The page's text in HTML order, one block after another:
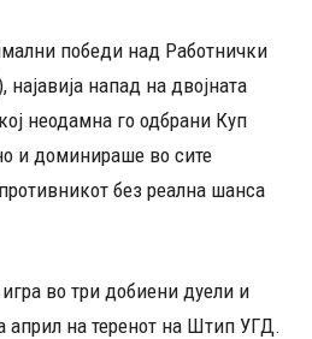
победи над Работнички
најавија напад на двојната
неодамна го одбрани Куп
и доминираше во сите
без реална шанса
во три добиени дуели и
април на теренот на Штип УГД.